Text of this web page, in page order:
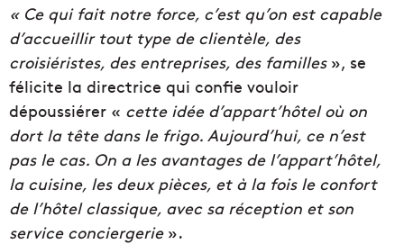
« Ce qui fait notre force, c’est qu’on est capable
d’accueillir tout type de clientèle, des
croisiéristes, des entreprises, des familles», se
félicite la directrice qui confie vouloir
dépoussiérer « cette idée d’appart’hôtel où on
dort la tête dans le frigo. Aujourd’hui, ce n’est
pas le cas. On a les avantages de l’appart’hôtel,
la cuisine, les deux pièces, et à la fois le confort
de l’hôtel classique, avec sa réception et son
service conciergerie».